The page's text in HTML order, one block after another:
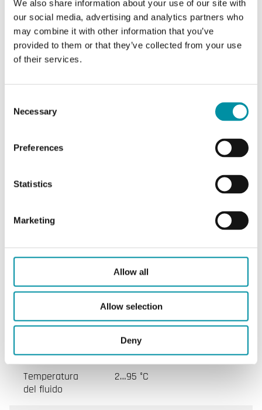
We also share information about your use of our site with
our social media, advertising and analytics partners who
may combine it with other information that you’ve
provided to them or that they’ve collected from your use
of their services.
Selection
Necessary
Preferences
Statistics
Marketing
Allow all
Allow selection
Deny
Applicazione
Raffreddamento,
Riscaldamento, Fan coil
Pressione
Tipi di
BSP filettato esternamente
Caratteristiche
Acqua miscelata con glicole
calda, Acqua fredda
Direzione di
Quando lo stelo viene spinto
verso l'esterno
Temperatura
del fluido
2…95 °C